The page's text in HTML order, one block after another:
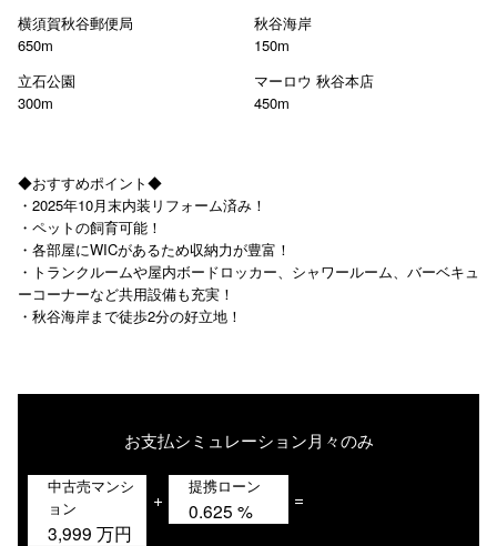
横須賀秋谷郵便局
650m
秋谷海岸
150m
立石公園
300m
マーロウ 秋谷本店
450m
◆おすすめポイント◆
・2025年10月末内装リフォーム済み！
・ペットの飼育可能！
・各部屋にWICがあるため収納力が豊富！
・トランクルームや屋内ボードロッカー、シャワールーム、バーベキュ
ーコーナーなど共用設備も充実！
・秋谷海岸まで徒歩2分の好立地！
お支払シミュレーション月々のみ
中古売マンシ
ョン
3,999 万円
+
提携ローン
0.625 % =